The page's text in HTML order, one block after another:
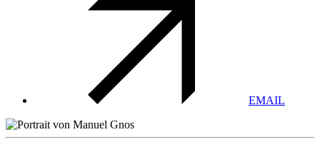
EMAIL